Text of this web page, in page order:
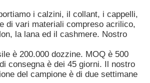
i calzini, il collant, i cappelli,
di vari materiali compreso acrilico,
la lana ed il cashmere. Nostro
è 200.000 dozzine. MOQ è 500
consegna è dei 45 giorni. Il nostro
del campione è di due settimane